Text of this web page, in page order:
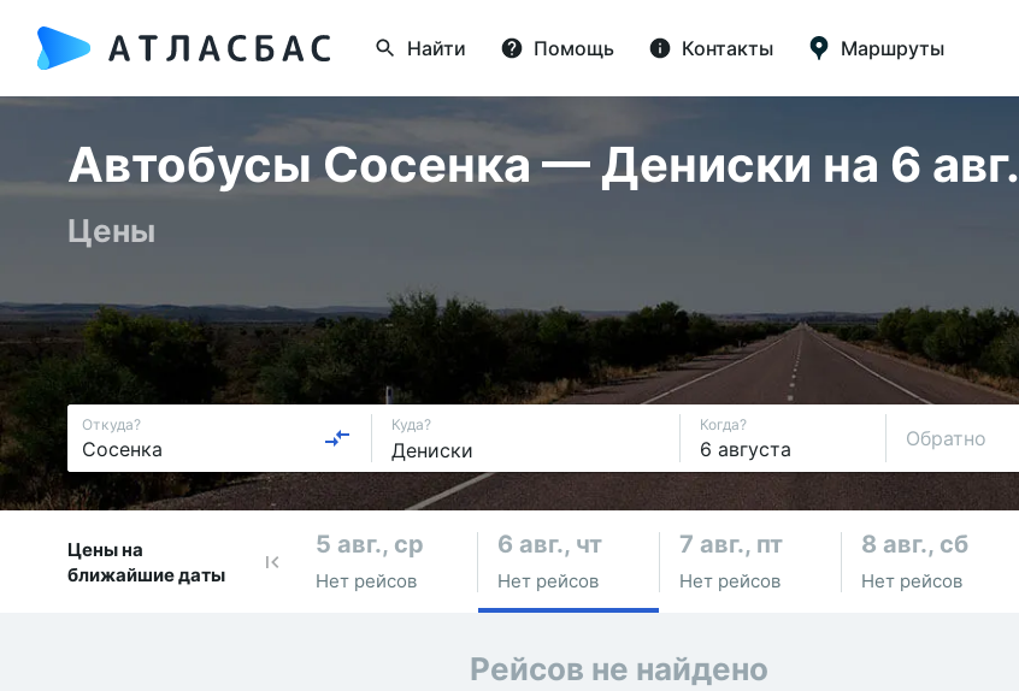
Найти Помощь Контакты Маршруты
Автобусы Сосенка — Дениски на 6 авг.
Цены
Откуда? Куда? Когда?
Обратно
Цены на
ближайшие даты
5 авг., ср
Нет рейсов
6 авг., чт
Нет рейсов
7 авг., пт
Нет рейсов
8 авг., сб
Нет рейсов
Рейсов не найдено